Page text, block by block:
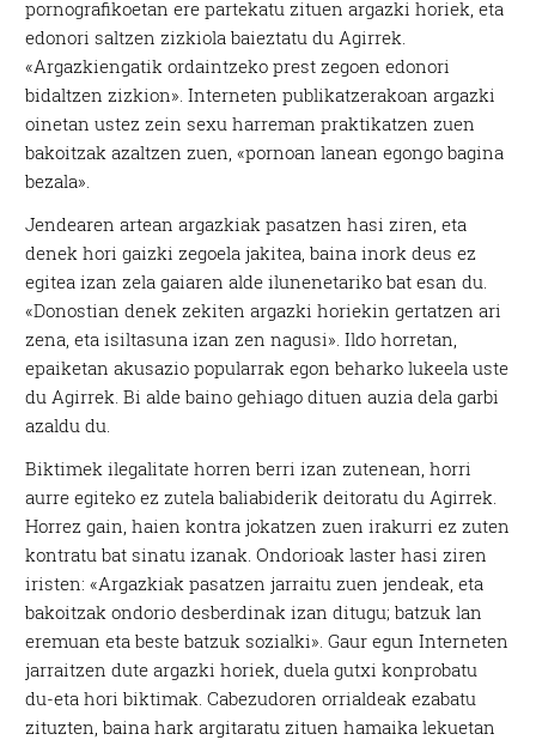
pornografikoetan ere partekatu zituen argazki horiek, eta
edonori saltzen zizkiola baieztatu du Agirrek.
«Argazkiengatik ordaintzeko prest zegoen edonori
bidaltzen zizkion». Interneten publikatzerakoan argazki
oinetan ustez zein sexu harreman praktikatzen zuen
bakoitzak azaltzen zuen, «pornoan lanean egongo bagina
bezala».
Jendearen artean argazkiak pasatzen hasi ziren, eta
denek hori gaizki zegoela jakitea, baina inork deus ez
egitea izan zela gaiaren alde ilunenetariko bat esan du.
«Donostian denek zekiten argazki horiekin gertatzen ari
zena, eta isiltasuna izan zen nagusi». Ildo horretan,
epaiketan akusazio popularrak egon beharko lukeela uste
du Agirrek. Bi alde baino gehiago dituen auzia dela garbi
azaldu du.
Biktimek ilegalitate horren berri izan zutenean, horri
aurre egiteko ez zutela baliabiderik deitoratu du Agirrek.
Horrez gain, haien kontra jokatzen zuen irakurri ez zuten
kontratu bat sinatu izanak. Ondorioak laster hasi ziren
iristen: «Argazkiak pasatzen jarraitu zuen jendeak, eta
bakoitzak ondorio desberdinak izan ditugu; batzuk lan
eremuan eta beste batzuk sozialki». Gaur egun Interneten
jarraitzen dute argazki horiek, duela gutxi konprobatu
du-eta hori biktimak. Cabezudoren orrialdeak ezabatu
zituzten, baina hark argitaratu zituen hamaika lekuetan